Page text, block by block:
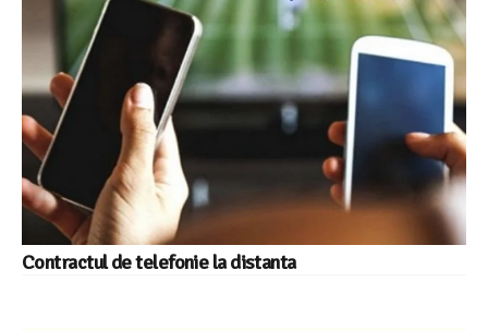
Contractul de telefonie la distanta